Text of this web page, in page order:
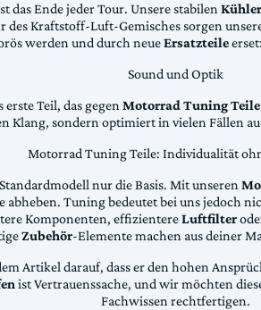
das Ende jeder Tour. Unsere stabilenKühler
des Kraftstoff-Luft-Gemisches sorgen
werden und durch neueErsatzteile
Sound und Optik
erste Teil, das gegenMotorrad Tuning Teile
Klang, sondern optimiert in vielen Fällen
Motorrad Tuning Teile: Individualität
nur die Basis. Mit unseren
abheben. Tuning bedeutet bei uns jedoch
Komponenten, effizientereLuftfilter
Zubehör-Elemente machen aus deiner
Artikel darauf, dass er den hohen
ist Vertrauenssache, und wir möchten
Fachwissen rechtfertigen.